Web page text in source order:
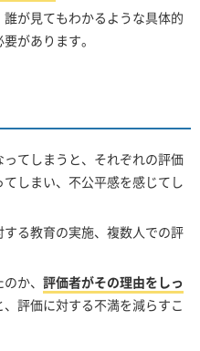
が見てもわかるような具体的
があります。
てしまうと、それぞれの評価
しまい、不公平感を感じてし
る教育の実施、複数人での評
か、 評価者がその理由をしっ
、評価に対する不満を減らすこ